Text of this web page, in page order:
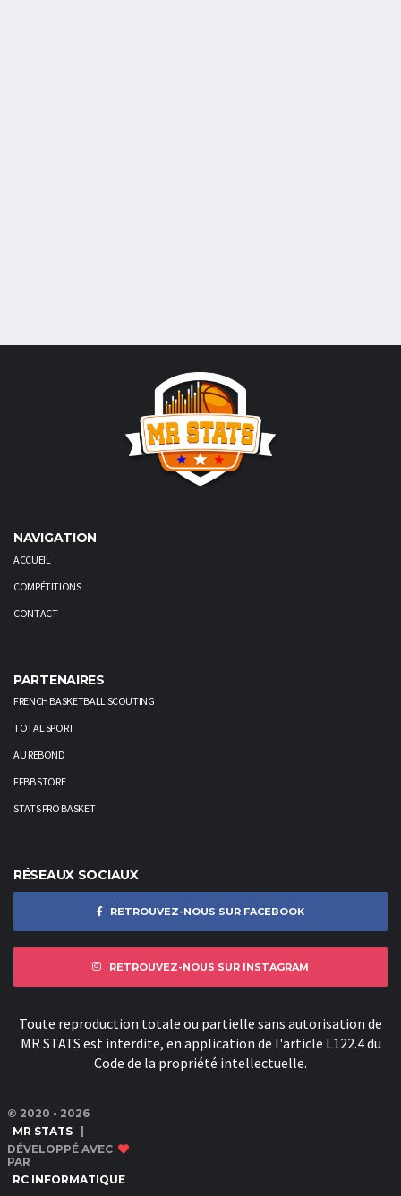
NAVIGATION
ACCUEIL
COMPÉTITIONS
CONTACT
PARTENAIRES
FRENCH BASKETBALL SCOUTING
TOTAL SPORT
AU REBOND
FFBB STORE
STATS PRO BASKET
RÉSEAUX SOCIAUX
RETROUVEZ-NOUS SUR FACEBOOK
RETROUVEZ-NOUS SUR INSTAGRAM
Toute reproduction totale ou partielle sans autorisation de
MR STATS est interdite, en application de l'article L122.4 du
Code de la propriété intellectuelle.
© 2020 - 2026
MR STATS
|
DÉVELOPPÉ AVEC
PAR
RC INFORMATIQUE